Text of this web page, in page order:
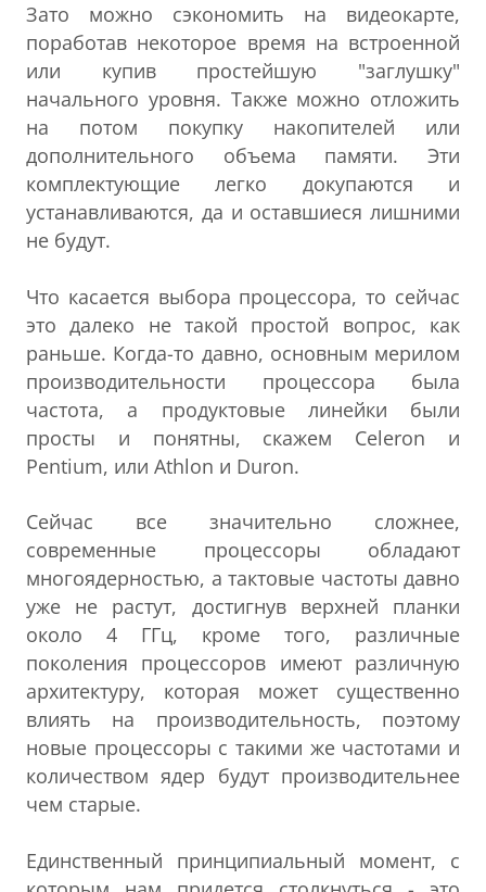
Зато можно сэкономить на видеокарте,
поработав некоторое время на встроенной
или купив простейшую "заглушку"
начального уровня. Также можно отложить
на потом покупку накопителей или
дополнительного объема памяти. Эти
комплектующие легко докупаются и
устанавливаются, да и оставшиеся лишними
не будут.
Что касается выбора процессора, то сейчас
это далеко не такой простой вопрос, как
раньше. Когда-то давно, основным мерилом
производительности процессора была
частота, а продуктовые линейки были
просты и понятны, скажем Celeron и
Pentium, или Athlon и Duron.
Сейчас все значительно сложнее,
современные процессоры обладают
многоядерностью, а тактовые частоты давно
уже не растут, достигнув верхней планки
около 4 ГГц, кроме того, различные
поколения процессоров имеют различную
архитектуру, которая может существенно
влиять на производительность, поэтому
новые процессоры с такими же частотами и
количеством ядер будут производительнее
чем старые.
Единственный принципиальный момент, с